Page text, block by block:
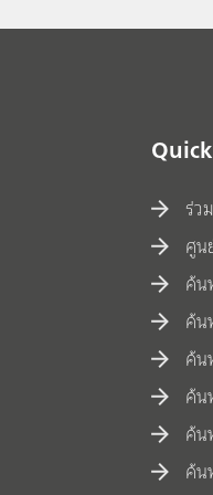
ร่ว
ศูน
ค้น
ค้น
ค้น
ค้น
ค้น
ค้น